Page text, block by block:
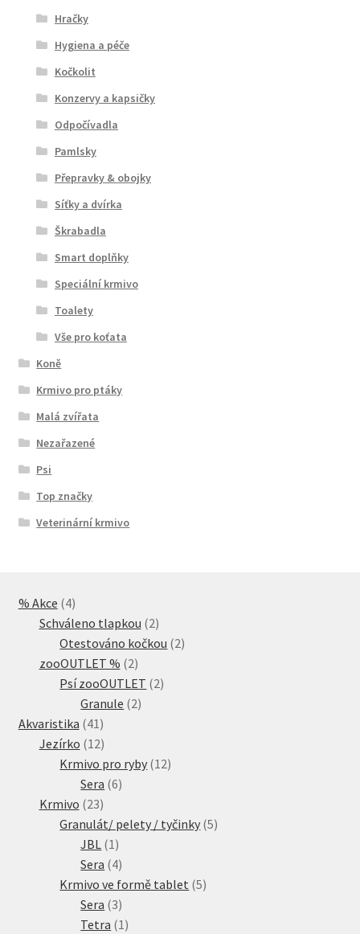
Hračky
Hygiena a péče
Kočkolit
Konzervy a kapsičky
Odpočívadla
Pamlsky
Přepravky & obojky
Síťky a dvírka
Škrabadla
Smart doplňky
Speciální krmivo
Toalety
Vše pro koťata
Koně
Krmivo pro ptáky
Malá zvířata
Nezařazené
Psi
Top značky
Veterinární krmivo
% Akce 44
produkty
Schváleno tlapkou 22
produkty
Otestováno kočkou 22
zooOUTLET % 22
produkty
Psí zooOUTLET 22
Granule 22
Akvaristika 41 41
produktů
Jezírko 1212
produktů
Krmivo pro ryby 1212
Sera 66
Krmivo 2323
produktů
Granulát/ pelety / tyčinky 55
JBL 1 1
produkt
Sera 44
produkty
Krmivo ve formě tablet 55
Sera 33
produkty
Tetra 1 1